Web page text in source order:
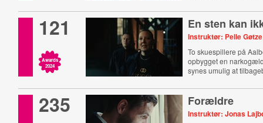
121
Awards
2024
En sten kan
Instruktør: Pelle
To skuespillere på
opbygget en
synes umulig at
235 Forældre
Instruktør: Jonas